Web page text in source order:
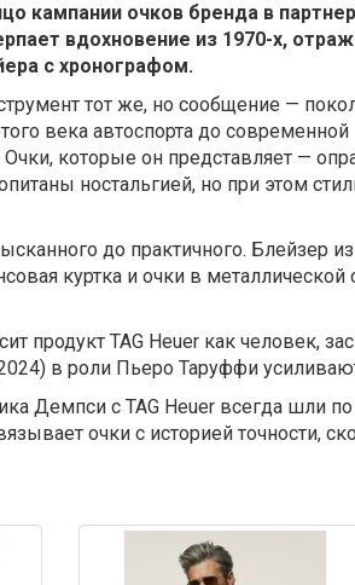
кампании очков бренда в
вдохновение из 1970-х,
с хронографом.
тот же, но сообщение —
века автоспорта до современной
которые он представляет —
ностальгией, но при этом
до практичного.
куртка и очки в
продукт TAG Heuer как человек,
в роли Пьеро Таруффи
Демпси с TAG Heuer всегда шли
очки с историей точности,